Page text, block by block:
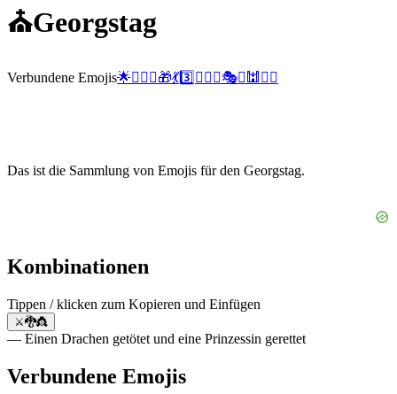
⛪️Georgstag
Verbundene Emojis🌟👨‍❤️‍👨🎁💃3️⃣ 👩‍❤️‍👩🎭☯️ 🕍 👳‍♀️
Das ist die Sammlung von Emojis für den Georgstag.
Kombinationen
Tippen / klicken zum Kopieren und Einfügen
⚔️🐉👸
— Einen Drachen getötet und eine Prinzessin gerettet
Verbundene Emojis